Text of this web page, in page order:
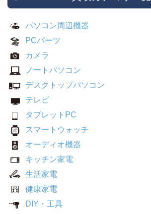
パソコン周辺機器
PCパーツ
カメラ
ノートパソコン
デスクトップパソコン
テレビ
タブレットPC
スマートウォッチ
オーディオ機器
キッチン家電
生活家電
健康家電
DIY・工具